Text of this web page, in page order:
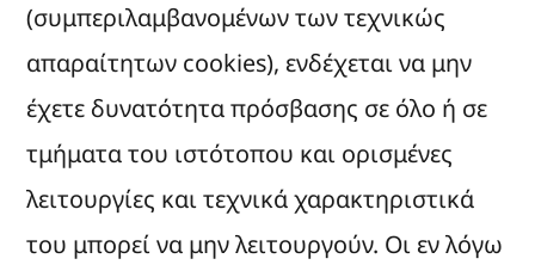
(συμπεριλαμβανομένων των τεχνικώς
απαραίτητων cookies), ενδέχεται να μην
έχετε δυνατότητα πρόσβασης σε όλο ή σε
τμήματα του ιστότοπου και ορισμένες
λειτουργίες και τεχνικά χαρακτηριστικά
του μπορεί να μην λειτουργούν. Οι εν λόγω